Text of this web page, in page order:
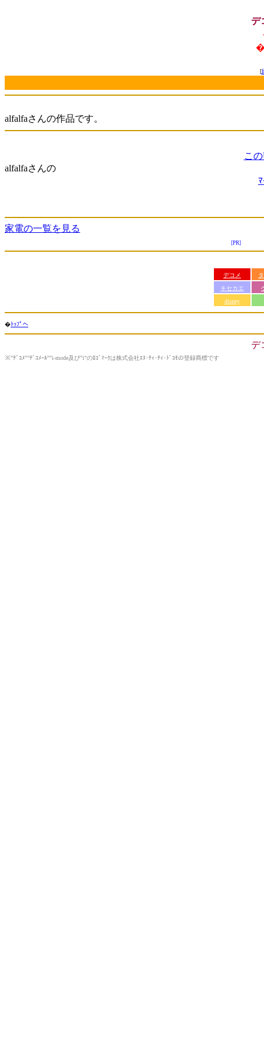
デ
[
alfalfaさんの作品です。
こ
alfalfaさんの
家電の一覧を見る
[PR]
デコメ
キセカエ
disney
�ﾄｯﾌﾟへ
デ
※"ﾃﾞｺﾒ""ﾃﾞｺﾒｰﾙ""i-mode及び"i"のﾛｺﾞﾏｰｸは株式会社ｴﾇ･ﾃｨ･ﾃｨ･ﾄﾞｺﾓの登録商標です